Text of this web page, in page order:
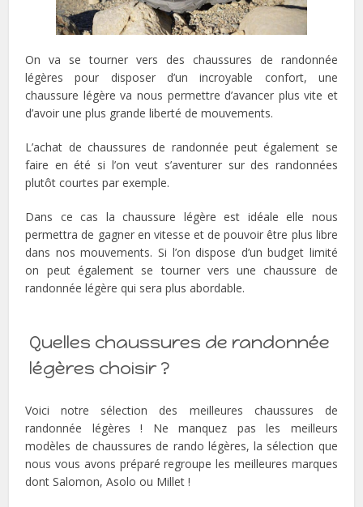
On va se tourner vers des chaussures de randonnée
légères pour disposer d’un incroyable confort, une
chaussure légère va nous permettre d’avancer plus vite et
d’avoir une plus grande liberté de mouvements.
L’achat de chaussures de randonnée peut également se
faire en été si l’on veut s’aventurer sur des randonnées
plutôt courtes par exemple.
Dans ce cas la chaussure légère est idéale elle nous
permettra de gagner en vitesse et de pouvoir être plus libre
dans nos mouvements. Si l’on dispose d’un budget limité
on peut également se tourner vers une chaussure de
randonnée légère qui sera plus abordable.
Quelles chaussures de randonnée
légères choisir ?
Voici notre sélection des meilleures chaussures de
randonnée légères ! Ne manquez pas les meilleurs
modèles de chaussures de rando légères, la sélection que
nous vous avons préparé regroupe les meilleures marques
dont Salomon, Asolo ou Millet !